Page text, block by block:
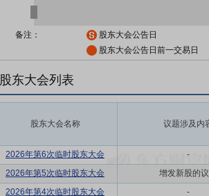
备注：
股东大会公告日
股东大会公告日前一交易日
股东大会列表
股东大会名称 议题涉及内
2026年第6次临时股东大会
-
2026年第5次临时股东大会
增发新股的
2026年第4次临时股东大会
-